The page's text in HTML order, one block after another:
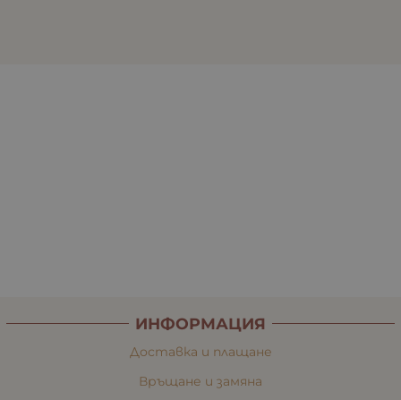
ИНФОРМАЦИЯ
Доставка и плащане
Връщане и замяна